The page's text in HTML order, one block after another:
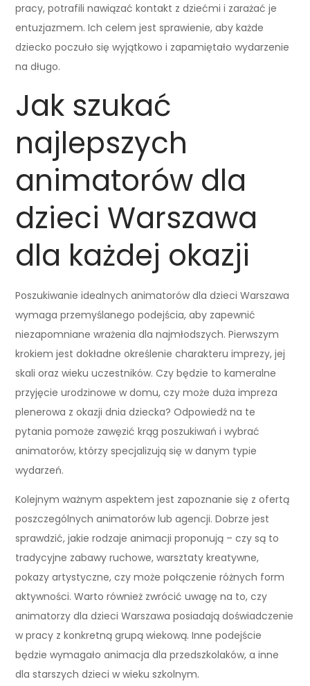
pracy, potrafili nawiązać kontakt z dziećmi i zarażać je
entuzjazmem. Ich celem jest sprawienie, aby każde
dziecko poczuło się wyjątkowo i zapamiętało wydarzenie
na długo.
Jak szukać
najlepszych
animatorów dla
dzieci Warszawa
dla każdej okazji
Poszukiwanie idealnych animatorów dla dzieci Warszawa
wymaga przemyślanego podejścia, aby zapewnić
niezapomniane wrażenia dla najmłodszych. Pierwszym
krokiem jest dokładne określenie charakteru imprezy, jej
skali oraz wieku uczestników. Czy będzie to kameralne
przyjęcie urodzinowe w domu, czy może duża impreza
plenerowa z okazji dnia dziecka? Odpowiedź na te
pytania pomoże zawęzić krąg poszukiwań i wybrać
animatorów, którzy specjalizują się w danym typie
wydarzeń.
Kolejnym ważnym aspektem jest zapoznanie się z ofertą
poszczególnych animatorów lub agencji. Dobrze jest
sprawdzić, jakie rodzaje animacji proponują – czy są to
tradycyjne zabawy ruchowe, warsztaty kreatywne,
pokazy artystyczne, czy może połączenie różnych form
aktywności. Warto również zwrócić uwagę na to, czy
animatorzy dla dzieci Warszawa posiadają doświadczenie
w pracy z konkretną grupą wiekową. Inne podejście
będzie wymagało animacja dla przedszkolaków, a inne
dla starszych dzieci w wieku szkolnym.